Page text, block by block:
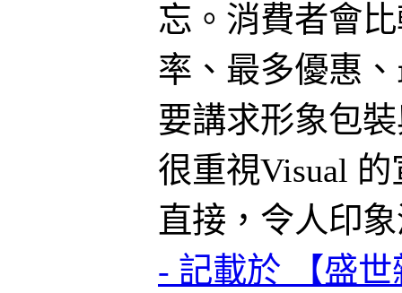
忘。消費者會
率、最多優惠
要講求形象包
很重視Visual
直接，令人印
- 記載於 【盛世